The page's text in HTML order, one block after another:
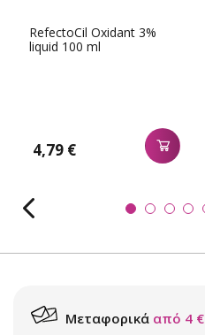
RefectoCil Oxidant 3%
liquid 100 ml
4,79 €
Μεταφορικά από 4 €